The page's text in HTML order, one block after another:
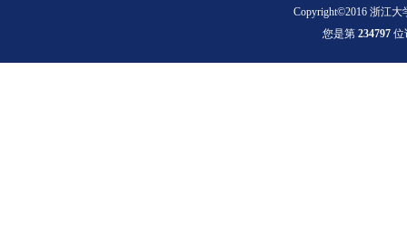
Copyright©2016 浙江大
您是第234797 位